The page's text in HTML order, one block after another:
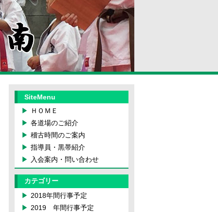
SiteMenu
ＨＯＭＥ
各道場のご紹介
稽古時間のご案内
指導員・黒帯紹介
入会案内・問い合わせ
カテゴリー
2018年間行事予定
2019 年間行事予定